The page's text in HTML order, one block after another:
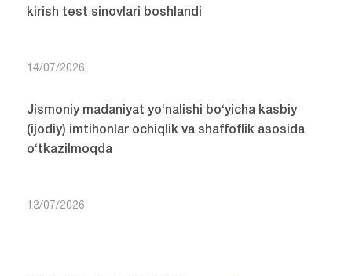
kirish test sinovlari boshlandi
14/07/2026
Jismoniy madaniyat yo‘nalishi bo‘yicha kasbiy
(ijodiy) imtihonlar ochiqlik va shaffoflik asosida
o‘tkazilmoqda
13/07/2026